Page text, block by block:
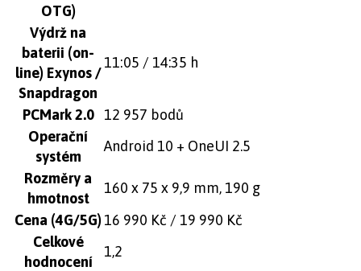
OTG)
Výdrž na
baterii (on-
line) Exynos /
Snapdragon
11:05 / 14:35 h
PCMark 2.0
12 957 bodů
Operační
systém
Android 10 + OneUI 2.5
Rozměry a
hmotnost
160 x 75 x 9,9 mm, 190 g
Cena (4G/5G)16 990 Kč / 19 990 Kč
Celkové
hodnocení
1,2